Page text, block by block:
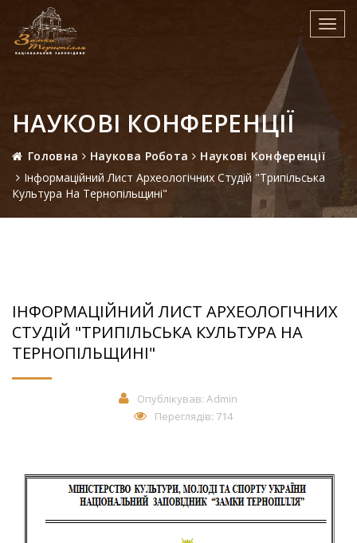
НАУКОВІ КОНФЕРЕНЦІЇ
Головна Наукова Робота
Наукові Конференції
Інформаційний Лист Археологічних Студій "Трипільська
Культура На Тернопільщині"
ІНФОРМАЦІЙНИЙ ЛИСТ АРХЕОЛОГІЧНИХ
СТУДІЙ "ТРИПІЛЬСЬКА КУЛЬТУРА НА
ТЕРНОПІЛЬЩИНІ"
Опублікував:Admin
Переглядів: 714